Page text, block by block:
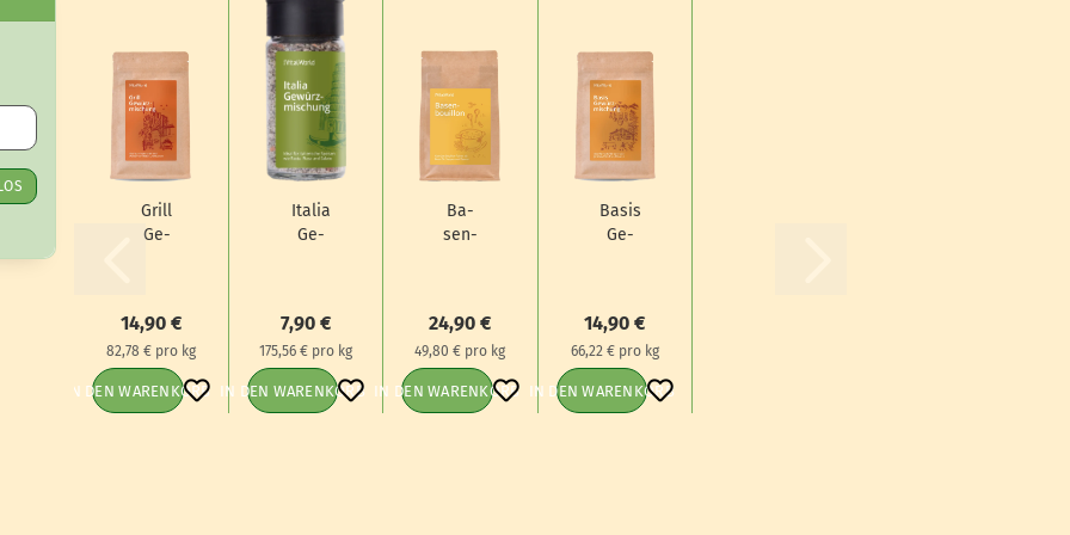
Grill
Ge­
180 g
14,90 €
82,78 € pro kg
IN DEN WARENKORB
Ita­lia
Ge­
45 g
7,90 €
175,56 € pro kg
IN DEN WARENKORB
Ba­
sen­
24,90 €
49,80 € pro kg
IN DEN WARENKORB
Basis
Ge­
225g
14,90 €
66,22 € pro kg
IN DEN WARENKORB
LOS